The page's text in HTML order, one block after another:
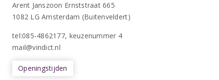
Arent Janszoon Ernststraat 665
1082 LG Amsterdam (Buitenveldert)
tel:085-4862177, keuzenummer 4
mail@vindict.nl
Openingstijden